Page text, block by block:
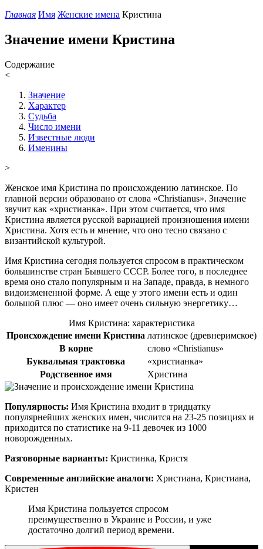
Главная Имя Женские имена Кристина
Значение имени Кристина
Содержание
<
Значение
Характер
Судьба
Число имени
Известные люди
Именины
>
Женское имя Кристина по происхождению латинское. По
главной версии образовано от слова «Christianus». Значение
звучит как «христианка». При этом считается, что имя
Кристина является русской вариацией произношения имени
Христина. Хотя есть и мнение, что оно тесно связано с
византийской культурой.
Имя Кристина сегодня пользуется спросом в практическом
большинстве стран Бывшего СССР. Более того, в последнее
время оно стало популярным и на Западе, правда, в немного
видоизмененной форме. А еще у этого имени есть и один
большой плюс — оно имеет очень сильную энергетику…
Имя Кристина: характеристика
Происхождение имени Кристина латинское (древнеримское)
В корне
слово «Christianus»
Буквальная трактовка
«христианка»
Родственное имя
Христина
Популярность: Имя Кристина входит в тридцатку
популярнейших женских имен, числится на 23-25 позициях и
приходится по статистике на 9-11 девочек из 1000
новорожденных.
Разговорные варианты: Кристинка, Кристя
Современные английские аналоги: Христиана, Кристиана,
Кристен
Имя Кристина пользуется спросом
преимущественно в Украине и России, и уже
достаточно долгий период времени.